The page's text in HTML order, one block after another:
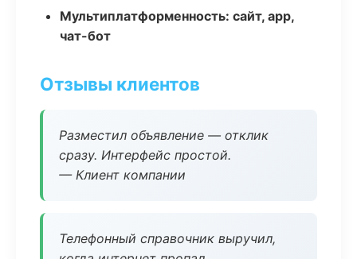
Мультиплатформенность: сайт, app,
чат-бот
Отзывы клиентов
Разместил объявление — отклик
сразу. Интерфейс простой.
— Клиент компании
Телефонный справочник выручил,